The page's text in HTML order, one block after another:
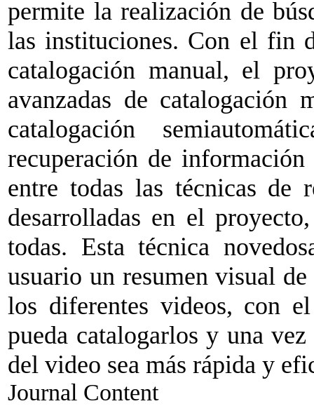
permite la realización de
las instituciones. Con el fin
catalogación manual, el
avanzadas de catalogación
catalogación
recuperación de
entre todas las técnicas de
desarrolladas en el
todas. Esta técnica
usuario un resumen visual
los diferentes videos, con
pueda catalogarlos y una
del video sea más rápida y
Journal Content